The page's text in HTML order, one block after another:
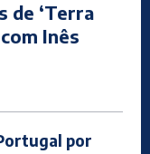
de ‘Terra
Inês
por